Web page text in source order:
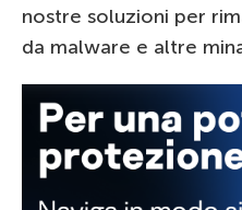
nostre soluzioni per
da malware e altre